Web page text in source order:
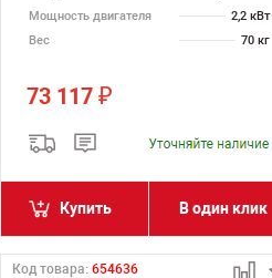
Мощность двигателя
2,2 кВт
Вес
70 кг
73 117 ₽
Купить В один клик
Код товара: 654636